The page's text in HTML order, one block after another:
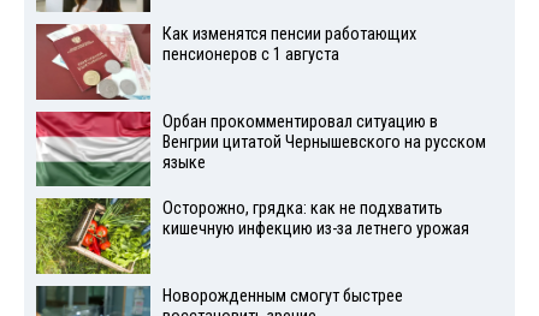
Как изменятся пенсии работающих
пенсионеров с 1 августа
Орбан прокомментировал ситуацию в
Венгрии цитатой Чернышевского на русском
языке
Осторожно, грядка: как не подхватить
кишечную инфекцию из-за летнего урожая
Новорожденным смогут быстрее